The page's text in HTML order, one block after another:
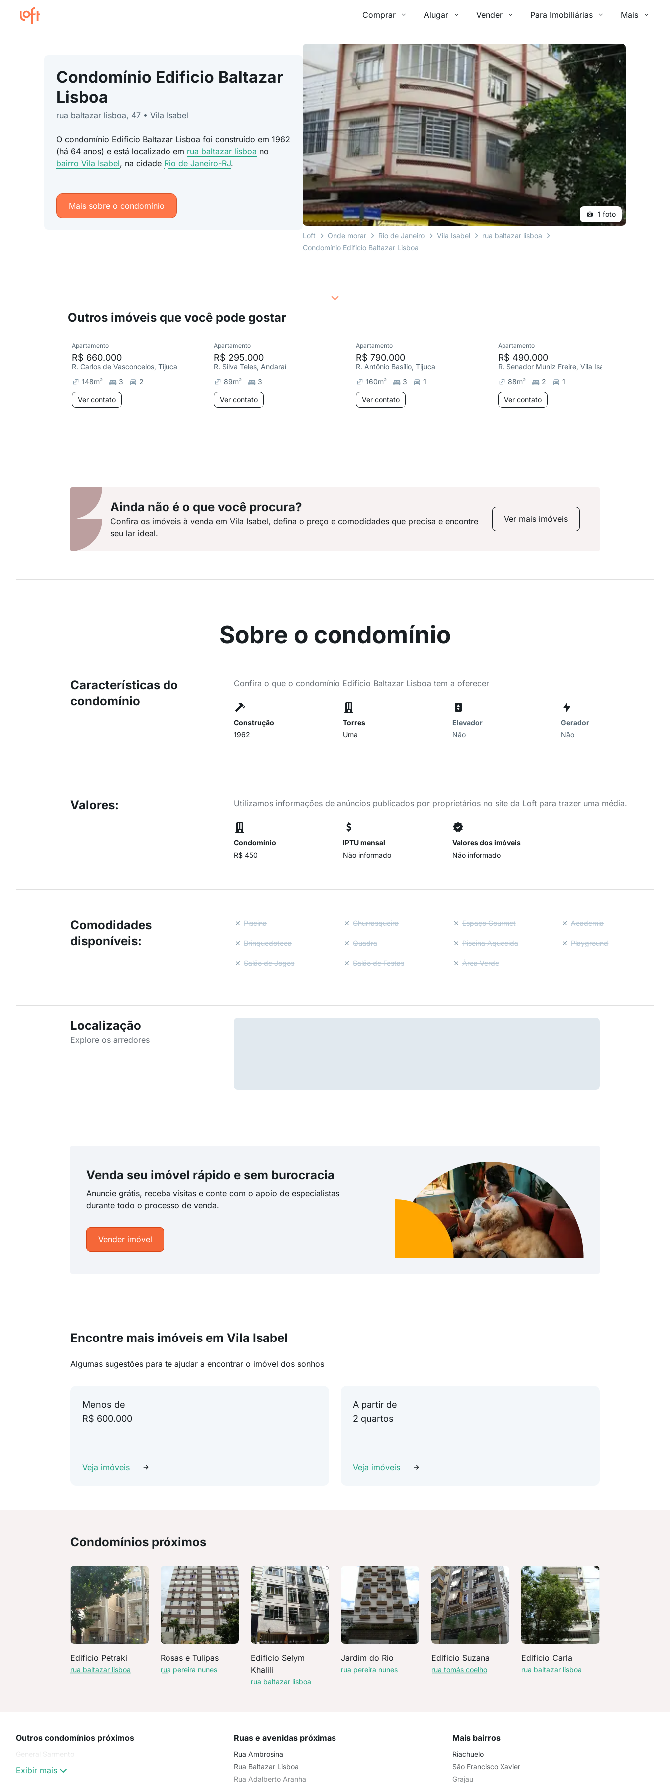
Comprar Alugar Vender Para Imobiliárias Mais
Condomínio Edificio Baltazar
Lisboa
rua baltazar lisboa, 47 • Vila Isabel
O condomínio Edificio Baltazar Lisboa foi construído em 1962
(há 64 anos) e está localizado em rua baltazar lisboa no
bairro Vila Isabel, na cidade Rio de Janeiro-RJ.
Mais sobre o condomínio
1 foto
Loft Onde morar Rio de Janeiro Vila Isabel
rua baltazar lisboa
Condomínio Edificio Baltazar Lisboa
Outros imóveis que você pode gostar
Apartamento
R$ 660.000
R. Carlos de Vasconcelos, Tijuca
148m² 3 2
Ver contato
Apartamento
R$ 295.000
R. Silva Teles, Andaraí
89m² 3
Ver contato
Apartamento
R$ 790.000
R. Antônio Basílio, Tijuca
160m² 3 1
Ver contato
Apartamento
R$ 490.000
R. Senador Muniz Freire, Vila Isabel
88m² 2 1
Ver contato
Ainda não é o que você procura?
Confira os imóveis à venda em Vila Isabel, defina o preço e comodidades que precisa e encontre
seu lar ideal.
Ver mais imóveis
Sobre o condomínio
Características do
condomínio
Confira o que o condomínio Edificio Baltazar Lisboa tem a oferecer
Construção
1962
Torres
Uma
Elevador
Não
Gerador
Não
Valores: Utilizamos informações de anúncios publicados por proprietários no site da Loft para trazer uma média.
Condomínio
R$ 450
IPTU mensal
Não informado
Valores dos imóveis
Não informado
Comodidades
disponíveis:
Piscina Churrasqueira Espaço Gourmet Academia
Brinquedoteca Quadra Piscina Aquecida Playground
Salão de Jogos Salão de Festas Área Verde
Localização
Explore os arredores
Venda seu imóvel rápido e sem burocracia
Anuncie grátis, receba visitas e conte com o apoio de especialistas
durante todo o processo de venda.
Vender imóvel
Encontre mais imóveis em Vila Isabel
Algumas sugestões para te ajudar a encontrar o imóvel dos sonhos
Menos de
R$ 600.000
Veja imóveis
A partir de
2 quartos
Veja imóveis
Condomínios próximos
Edificio Petraki
rua baltazar lisboa
Rosas e Tulipas
rua pereira nunes
Edificio Selym
Khalili
rua baltazar lisboa
Jardim do Rio
rua pereira nunes
Edificio Suzana
rua tomás coelho
Edificio Carla
rua baltazar lisboa
Outros condomínios próximos
General Sarmento
Exibir mais
Ruas e avenidas próximas
Rua Ambrosina
Rua Baltazar Lisboa
Rua Adalberto Aranha
Mais bairros
Riachuelo
São Francisco Xavier
Grajau